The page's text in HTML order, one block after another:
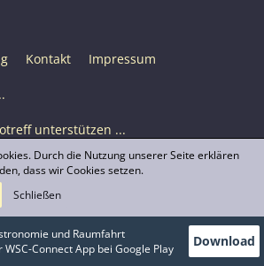
Kontakt Impressum
unterstützen ...
© Astrotreff 2001-2026, lizenziert unter CC BY-SA,
Inhalte nicht anders angegeben
und Raumfahrt
Connect App bei Google Play
Download
Durch die Nutzung unserer Seite erklären
dass wir Cookies setzen.
Schließen